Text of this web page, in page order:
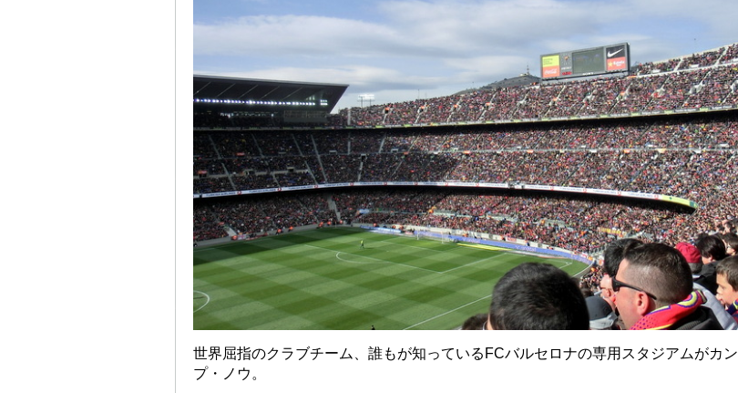
世界屈指のクラブチーム、誰もが知っているFCバルセロナの専用スタジアムがカン
プ・ノウ。